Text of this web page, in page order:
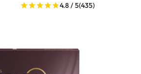
4.8 / 5(435)